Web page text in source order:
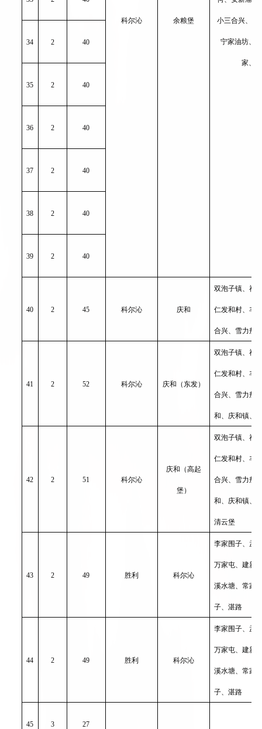
科尔沁 余粮堡 小三合兴、前
宁家油坊、
家、
34 2 40
35 2 40
36 2 40
37 2 40
38 2 40
39 2 40
40 2 45 科尔沁 庆和
双泡子镇、福
仁发和村、丰
合兴、雪力敖
41 2 52 科尔沁 庆和（东发）
双泡子镇、福
仁发和村、丰
合兴、雪力敖
和、庆和镇、
42 2 51 科尔沁
庆和（高起
堡）
双泡子镇、福
仁发和村、丰
合兴、雪力敖
和、庆和镇、
清云堡
43 2 49 胜利 科尔沁
李家围子、孟
万家屯、建新
溪水塘、常家
子、湛路
44 2 49 胜利 科尔沁
李家围子、孟
万家屯、建新
溪水塘、常家
子、湛路
45 3 27